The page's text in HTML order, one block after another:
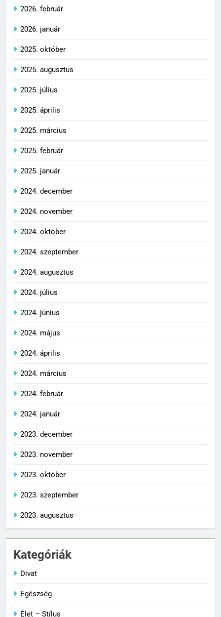
2026. február
2026. január
2025. október
2025. augusztus
2025. július
2025. április
2025. március
2025. február
2025. január
2024. december
2024. november
2024. október
2024. szeptember
2024. augusztus
2024. július
2024. június
2024. május
2024. április
2024. március
2024. február
2024. január
2023. december
2023. november
2023. október
2023. szeptember
2023. augusztus
Kategóriák
Divat
Egészség
Élet – Stílus